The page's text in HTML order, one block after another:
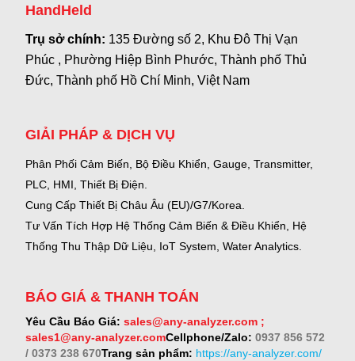
HandHeld
Trụ sở chính: 135 Đường số 2, Khu Đô Thị Vạn
Phúc , Phường Hiệp Bình Phước, Thành phố Thủ
Đức, Thành phố Hồ Chí Minh, Việt Nam
GIẢI PHÁP & DỊCH VỤ
Phân Phối Cảm Biến, Bộ Điều Khiển, Gauge, Transmitter,
PLC, HMI, Thiết Bị Điện.
Cung Cấp Thiết Bị Châu Âu (EU)/G7/Korea.
Tư Vấn Tích Hợp Hệ Thống Cảm Biến & Điều Khiển, Hệ
Thống Thu Thập Dữ Liệu, IoT System, Water Analytics.
BÁO GIÁ & THANH TOÁN
Yêu Cầu Báo Giá: sales@any-analyzer.com ;
sales1@any-analyzer.comCellphone/Zalo: 0937 856 572
/ 0373 238 670Trang sản phẩm: https://any-analyzer.com/